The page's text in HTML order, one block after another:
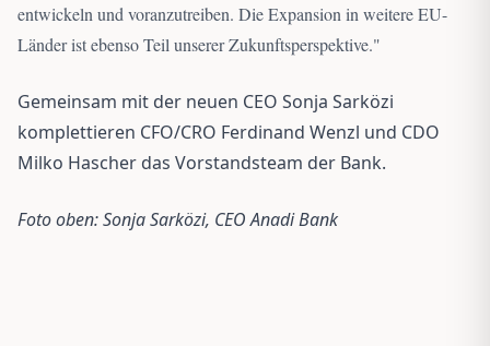
entwickeln und voranzutreiben. Die Expansion in weitere EU-
Länder ist ebenso Teil unserer Zukunftsperspektive."
Gemeinsam mit der neuen CEO Sonja Sarközi
komplettieren CFO/CRO Ferdinand Wenzl und CDO
Milko Hascher das Vorstandsteam der Bank.
Foto oben: Sonja Sarközi, CEO Anadi Bank